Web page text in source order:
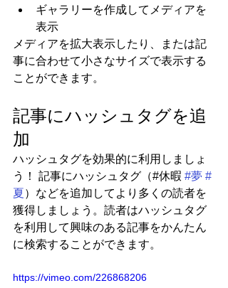
ギャラリーを作成してメディアを
表示
メディアを拡大表示したり、または記
事に合わせて小さなサイズで表示する
ことができます。
記事にハッシュタグを追
加
ハッシュタグを効果的に利用しましょ
う！ 記事にハッシュタグ（#休暇 #夢 #
夏）などを追加してより多くの読者を
獲得しましょう。読者はハッシュタグ
を利用して興味のある記事をかんたん
に検索することができます。
https://vimeo.com/226868206